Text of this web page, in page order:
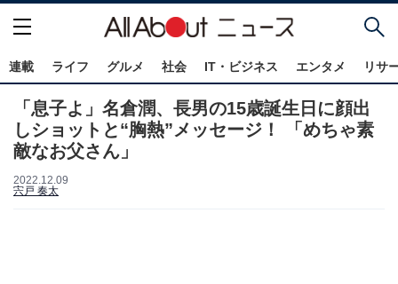
連載 ライフ グルメ 社会 IT・ビジネス エンタメ リサ
「息子よ」名倉潤、長男の15歳誕生日に顔出
しショットと“胸熱”メッセージ！ 「めちゃ素
敵なお父さん」
2022.12.09
宍戸 奏太